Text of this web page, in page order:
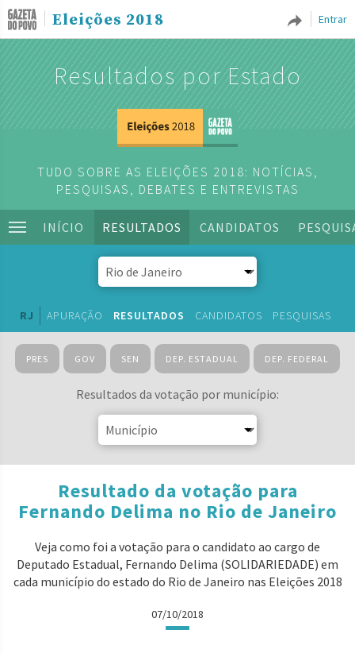
Entrar
Eleições 2018
Resultados por Estado
TUDO SOBRE AS ELEIÇÕES 2018: NOTÍCIAS,
PESQUISAS, DEBATES E ENTREVISTAS
INÍCIO RESULTADOS CANDIDATOS
RJ APURAÇÃO RESULTADOS CANDIDATOS PESQUISAS
PRES GOV SEN DEP. ESTADUAL DEP. FEDERAL
Resultados da votação por município:
Resultado da votação para
Fernando Delima no Rio de Janeiro
Veja como foi a votação para o candidato ao cargo de
Deputado Estadual, Fernando Delima (SOLIDARIEDADE) em
cada município do estado do Rio de Janeiro nas Eleições 2018
07/10/2018